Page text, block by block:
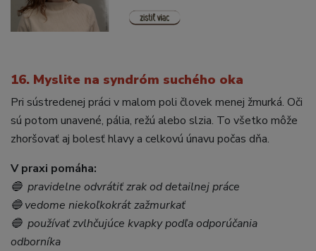
16. Myslite na syndróm suchého oka
Pri sústredenej práci v malom poli človek menej žmurká. Oči
sú potom unavené, pália, režú alebo slzia. To všetko môže
zhoršovať aj bolesť hlavy a celkovú únavu počas dňa.
V praxi pomáha:
🔵 pravidelne odvrátiť zrak od detailnej práce
🔵 vedome niekoľkokrát zažmurkať
🔵 používať zvlhčujúce kvapky podľa odporúčania
odborníka